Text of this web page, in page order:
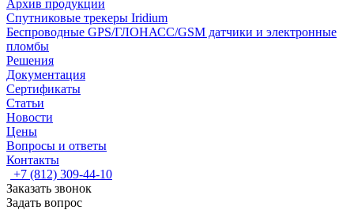
Архив продукции
Спутниковые трекеры Iridium
Беспроводные GPS/ГЛОНАСС/GSM датчики и электронные
пломбы
Решения
Документация
Сертификаты
Статьи
Новости
Цены
Вопросы и ответы
Контакты
+7 (812) 309-44-10
Заказать звонок
Задать вопрос